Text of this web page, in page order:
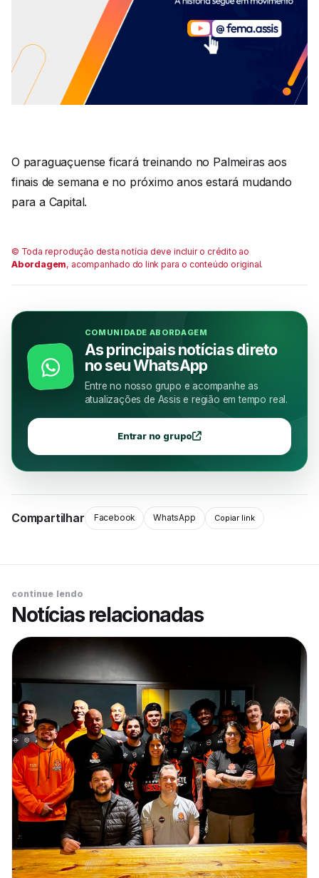
O paraguaçuense ficará treinando no Palmeiras aos
finais de semana e no próximo anos estará mudando
para a Capital.
© Toda reprodução desta notícia deve incluir o crédito ao
Abordagem, acompanhado do link para o conteúdo original.
COMUNIDADE ABORDAGEM
As principais notícias direto
no seu WhatsApp
Entre no nosso grupo e acompanhe as
atualizações de Assis e região em tempo real.
Entrar no grupo
Compartilhar Facebook WhatsApp Copiar link
continue lendo
Notícias relacionadas